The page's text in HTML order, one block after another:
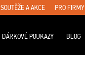
SOUTĚŽE A AKCE PRO FIRMY
DÁRKOVÉ POUKAZY BLOG